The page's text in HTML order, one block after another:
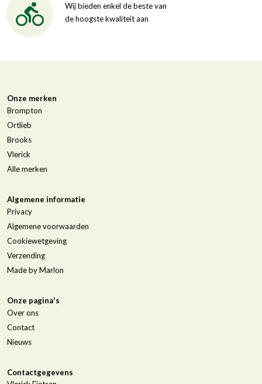
Wij bieden enkel de beste van
de hoogste kwaliteit aan
Onze merken
Brompton
Ortlieb
Brooks
Vlerick
Alle merken
Algemene informatie
Privacy
Algemene voorwaarden
Cookiewetgeving
Verzending
Made by Marlon
Onze pagina's
Over ons
Contact
Nieuws
Contactgegevens